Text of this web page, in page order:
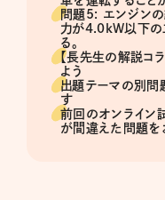
問題5: エンジン
力が4.0kW以下の
る。
【長先生の解説コ
よう
出題テーマの別問
す
前回のオンライン
が間違えた問題を